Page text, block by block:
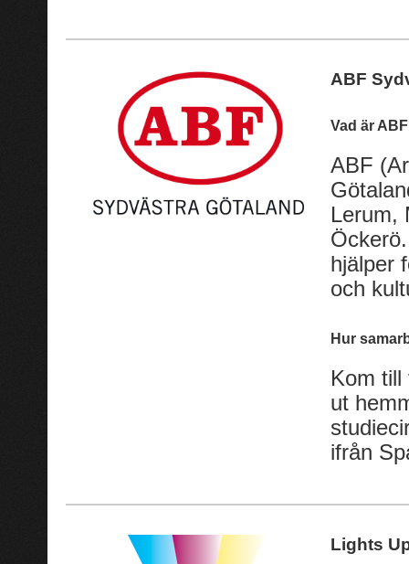
ABF
Vad är
ABF
Lerum,
hjälper
och
Hur
Kom till
ut
ifrån
Lights